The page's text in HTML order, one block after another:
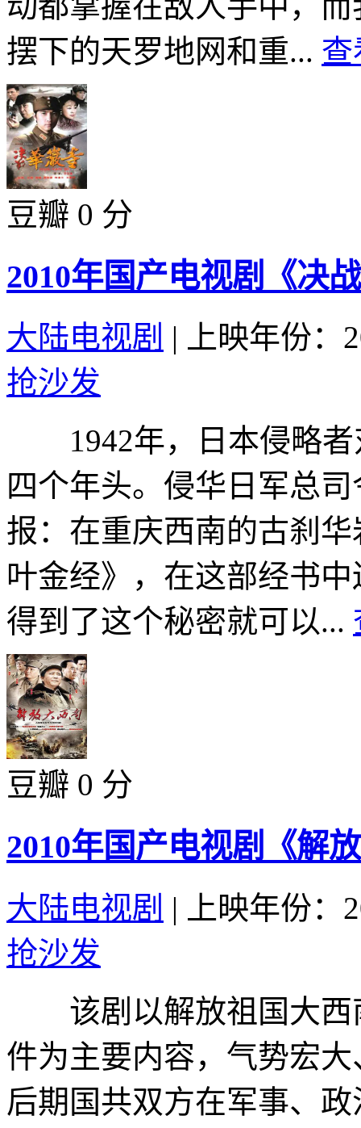
摆下的天罗地网和重... 查
豆瓣 0 分
2010年国产电视剧《决
大陆电视剧 |
上映年份：
抢沙发
1942年，日本侵略者
四个年头。侵华日军总
报：在重庆西南的古刹
叶金经》，在这部经书
得到了这个秘密就可以...
豆瓣 0 分
2010年国产电视剧《解
大陆电视剧 |
上映年份：
抢沙发
该剧以解放祖国大西
件为主要内容，气势宏
后期国共双方在军事、